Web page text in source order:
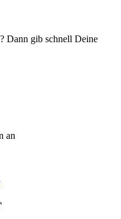
Dann gib schnell Deine
an